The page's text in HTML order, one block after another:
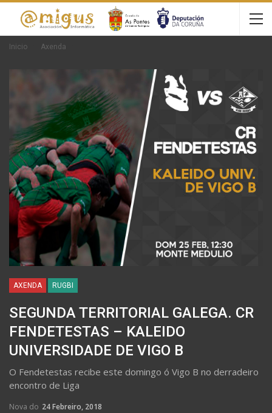
Inicio Axenda
AXENDA RUGBI
SEGUNDA TERRITORIAL GALEGA. CR
FENDETESTAS – KALEIDO
UNIVERSIDADE DE VIGO B
O Fendetestas recibe este domingo ó Vigo B no derradeiro
encontro de Liga
Nova do 24 Febreiro, 2018